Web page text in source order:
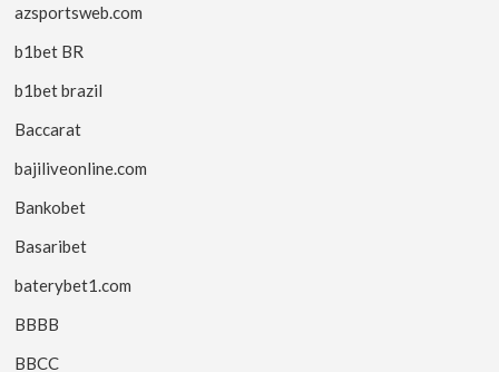
azsportsweb.com
b1bet BR
b1bet brazil
Baccarat
bajiliveonline.com
Bankobet
Basaribet
baterybet1.com
BBBB
BBCC